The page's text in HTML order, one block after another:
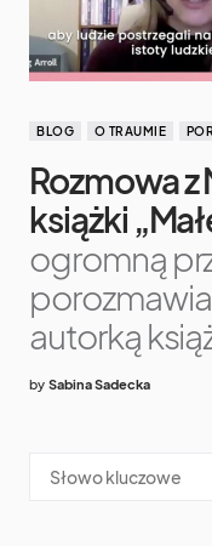
BLOG O TRAUMIE
Rozmowa
książki
ogromną
autorką
by Sabina Sadecka